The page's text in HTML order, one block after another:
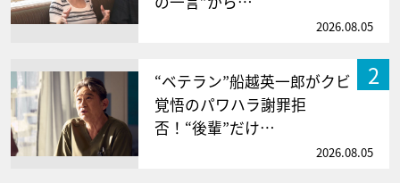
2026.08.05
2
“ベテラン”船越英一郎がクビ
覚悟のパワハラ謝罪拒
否！“後輩”だけ…
2026.08.05